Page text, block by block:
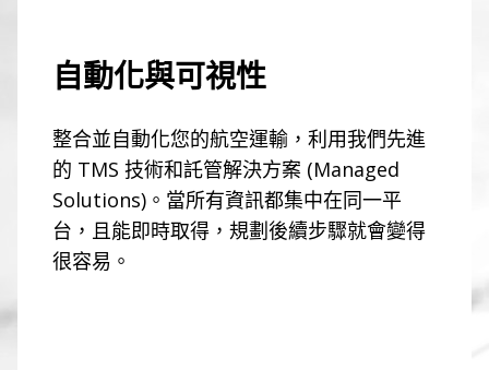
自動化與可視性
整合並自動化您的航空運輸，利用我們先進
的 TMS 技術和託管解決方案 (Managed
Solutions)。當所有資訊都集中在同一平
台，且能即時取得，規劃後續步驟就會變得
很容易。